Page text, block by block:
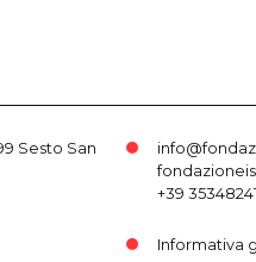
Sesto San
+39
Informativa